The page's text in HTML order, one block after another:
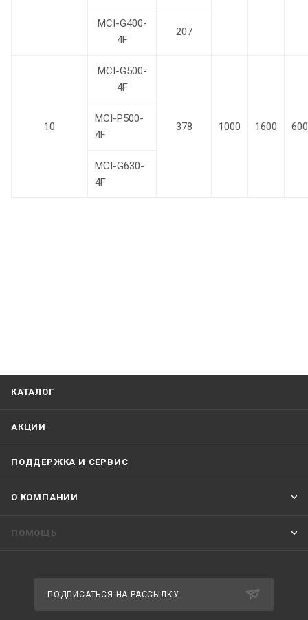
MCI-G400-
4F
207
10
MCI-G500-
4F
378 1000 1600 600
MCI-P500-
4F
MCI-G630-
4F
КАТАЛОГ
АКЦИИ
ПОДДЕРЖКА И СЕРВИС
О КОМПАНИИ
ПОМОЩЬ
ПОДПИСАТЬСЯ НА РАССЫЛКУ